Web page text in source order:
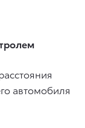
автомобиля